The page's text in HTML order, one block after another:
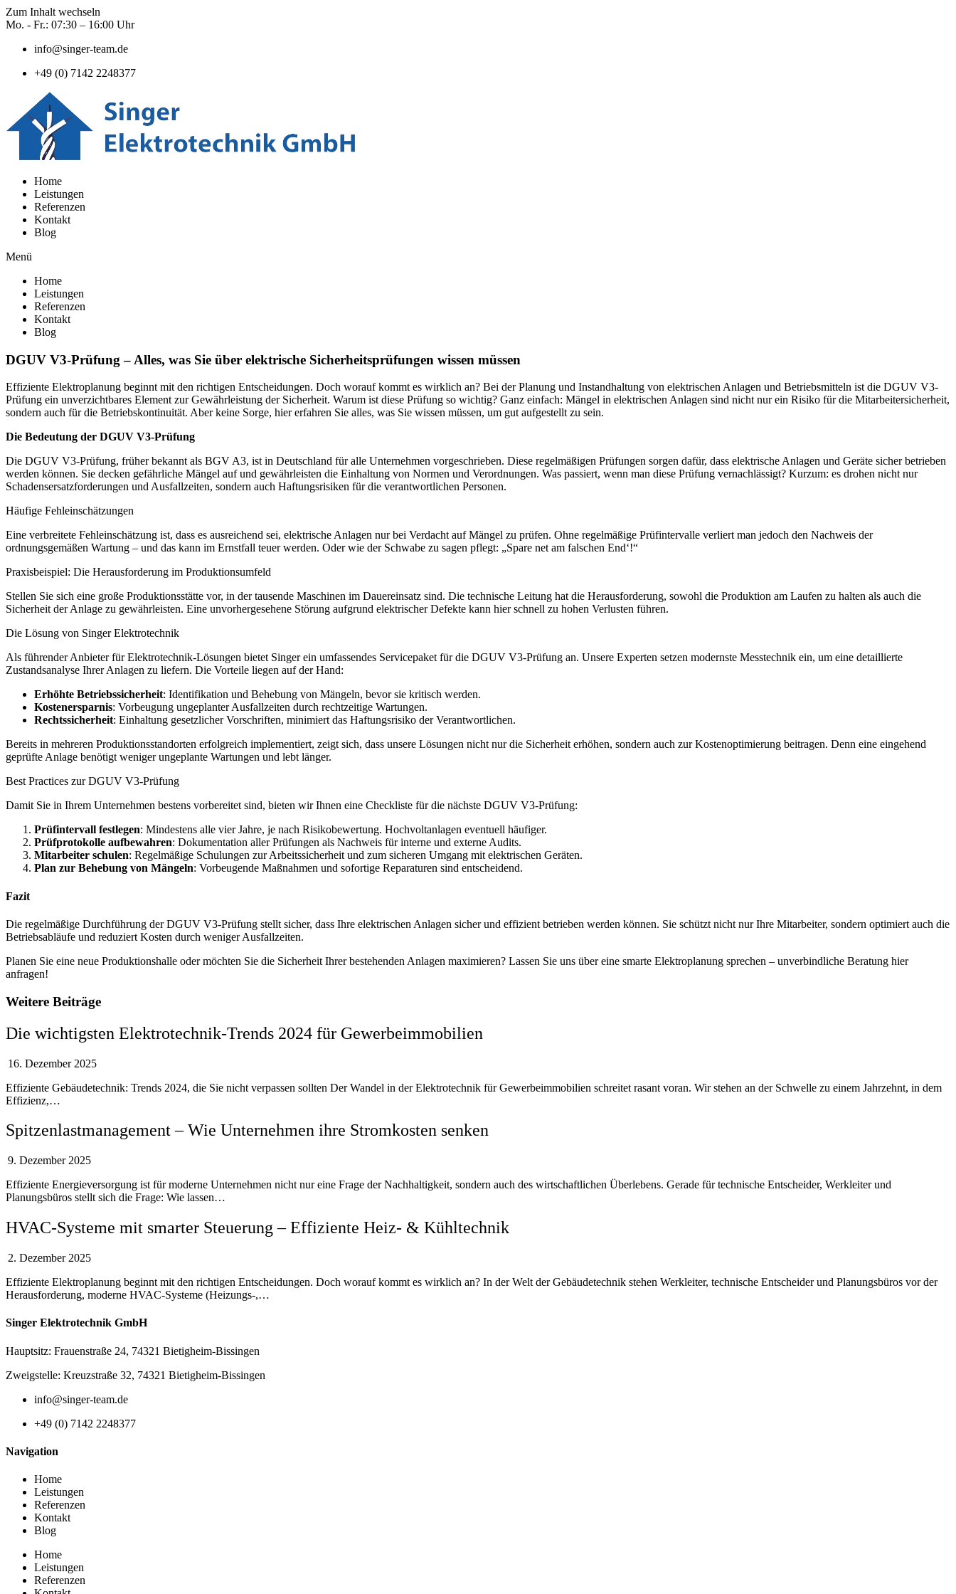
Zum Inhalt wechseln
Mo. - Fr.: 07:30 – 16:00 Uhr
info@singer-team.de
+49 (0) 7142 2248377
Home
Leistungen
Referenzen
Kontakt
Blog
Menü
Home
Leistungen
Referenzen
Kontakt
Blog
DGUV V3-Prüfung – Alles, was Sie über elektrische Sicherheitsprüfungen wissen müssen
Effiziente Elektroplanung beginnt mit den richtigen Entscheidungen. Doch worauf kommt es wirklich an? Bei der Planung und Instandhaltung von elektrischen Anlagen und Betriebsmitteln ist die DGUV V3-
Prüfung ein unverzichtbares Element zur Gewährleistung der Sicherheit. Warum ist diese Prüfung so wichtig? Ganz einfach: Mängel in elektrischen Anlagen sind nicht nur ein Risiko für die Mitarbeitersicherheit,
sondern auch für die Betriebskontinuität. Aber keine Sorge, hier erfahren Sie alles, was Sie wissen müssen, um gut aufgestellt zu sein.
Die Bedeutung der DGUV V3-Prüfung
Die DGUV V3-Prüfung, früher bekannt als BGV A3, ist in Deutschland für alle Unternehmen vorgeschrieben. Diese regelmäßigen Prüfungen sorgen dafür, dass elektrische Anlagen und Geräte sicher betrieben
werden können. Sie decken gefährliche Mängel auf und gewährleisten die Einhaltung von Normen und Verordnungen. Was passiert, wenn man diese Prüfung vernachlässigt? Kurzum: es drohen nicht nur
Schadensersatzforderungen und Ausfallzeiten, sondern auch Haftungsrisiken für die verantwortlichen Personen.
Häufige Fehleinschätzungen
Eine verbreitete Fehleinschätzung ist, dass es ausreichend sei, elektrische Anlagen nur bei Verdacht auf Mängel zu prüfen. Ohne regelmäßige Prüfintervalle verliert man jedoch den Nachweis der
ordnungsgemäßen Wartung – und das kann im Ernstfall teuer werden. Oder wie der Schwabe zu sagen pflegt: „Spare net am falschen End‘!“
Praxisbeispiel: Die Herausforderung im Produktionsumfeld
Stellen Sie sich eine große Produktionsstätte vor, in der tausende Maschinen im Dauereinsatz sind. Die technische Leitung hat die Herausforderung, sowohl die Produktion am Laufen zu halten als auch die
Sicherheit der Anlage zu gewährleisten. Eine unvorhergesehene Störung aufgrund elektrischer Defekte kann hier schnell zu hohen Verlusten führen.
Die Lösung von Singer Elektrotechnik
Als führender Anbieter für Elektrotechnik-Lösungen bietet Singer ein umfassendes Servicepaket für die DGUV V3-Prüfung an. Unsere Experten setzen modernste Messtechnik ein, um eine detaillierte
Zustandsanalyse Ihrer Anlagen zu liefern. Die Vorteile liegen auf der Hand:
Erhöhte Betriebssicherheit: Identifikation und Behebung von Mängeln, bevor sie kritisch werden.
Kostenersparnis: Vorbeugung ungeplanter Ausfallzeiten durch rechtzeitige Wartungen.
Rechtssicherheit: Einhaltung gesetzlicher Vorschriften, minimiert das Haftungsrisiko der Verantwortlichen.
Bereits in mehreren Produktionsstandorten erfolgreich implementiert, zeigt sich, dass unsere Lösungen nicht nur die Sicherheit erhöhen, sondern auch zur Kostenoptimierung beitragen. Denn eine eingehend
geprüfte Anlage benötigt weniger ungeplante Wartungen und lebt länger.
Best Practices zur DGUV V3-Prüfung
Damit Sie in Ihrem Unternehmen bestens vorbereitet sind, bieten wir Ihnen eine Checkliste für die nächste DGUV V3-Prüfung:
Prüfintervall festlegen: Mindestens alle vier Jahre, je nach Risikobewertung. Hochvoltanlagen eventuell häufiger.
Prüfprotokolle aufbewahren: Dokumentation aller Prüfungen als Nachweis für interne und externe Audits.
Mitarbeiter schulen: Regelmäßige Schulungen zur Arbeitssicherheit und zum sicheren Umgang mit elektrischen Geräten.
Plan zur Behebung von Mängeln: Vorbeugende Maßnahmen und sofortige Reparaturen sind entscheidend.
Fazit
Die regelmäßige Durchführung der DGUV V3-Prüfung stellt sicher, dass Ihre elektrischen Anlagen sicher und effizient betrieben werden können. Sie schützt nicht nur Ihre Mitarbeiter, sondern optimiert auch die
Betriebsabläufe und reduziert Kosten durch weniger Ausfallzeiten.
Planen Sie eine neue Produktionshalle oder möchten Sie die Sicherheit Ihrer bestehenden Anlagen maximieren? Lassen Sie uns über eine smarte Elektroplanung sprechen – unverbindliche Beratung hier
anfragen!
Weitere Beiträge
Die wichtigsten Elektrotechnik-Trends 2024 für Gewerbeimmobilien
16. Dezember 2025
Effiziente Gebäudetechnik: Trends 2024, die Sie nicht verpassen sollten Der Wandel in der Elektrotechnik für Gewerbeimmobilien schreitet rasant voran. Wir stehen an der Schwelle zu einem Jahrzehnt, in dem
Effizienz,…
Spitzenlastmanagement – Wie Unternehmen ihre Stromkosten senken
9. Dezember 2025
Effiziente Energieversorgung ist für moderne Unternehmen nicht nur eine Frage der Nachhaltigkeit, sondern auch des wirtschaftlichen Überlebens. Gerade für technische Entscheider, Werkleiter und
Planungsbüros stellt sich die Frage: Wie lassen…
HVAC-Systeme mit smarter Steuerung – Effiziente Heiz- & Kühltechnik
2. Dezember 2025
Effiziente Elektroplanung beginnt mit den richtigen Entscheidungen. Doch worauf kommt es wirklich an? In der Welt der Gebäudetechnik stehen Werkleiter, technische Entscheider und Planungsbüros vor der
Herausforderung, moderne HVAC-Systeme (Heizungs-,…
Singer Elektrotechnik GmbH
Hauptsitz: Frauenstraße 24, 74321 Bietigheim-Bissingen
Zweigstelle: Kreuzstraße 32, 74321 Bietigheim-Bissingen
info@singer-team.de
+49 (0) 7142 2248377
Navigation
Home
Leistungen
Referenzen
Kontakt
Blog
Home
Leistungen
Referenzen